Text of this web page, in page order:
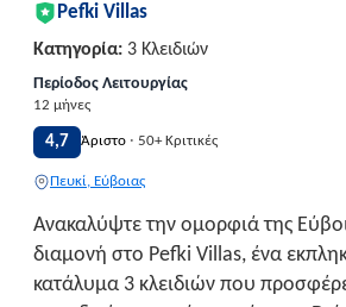
Pefki Villas
Κατηγορία: 3 Κλειδιών
Περίοδος Λειτουργίας
12 μήνες
4,7 Άριστο · 50+ Κριτικές
Πευκί, Εύβοιας
Ανακαλύψτε την ομορφιά της
διαμονή στο Pefki Villas, ένα
κατάλυμα 3 κλειδιών που